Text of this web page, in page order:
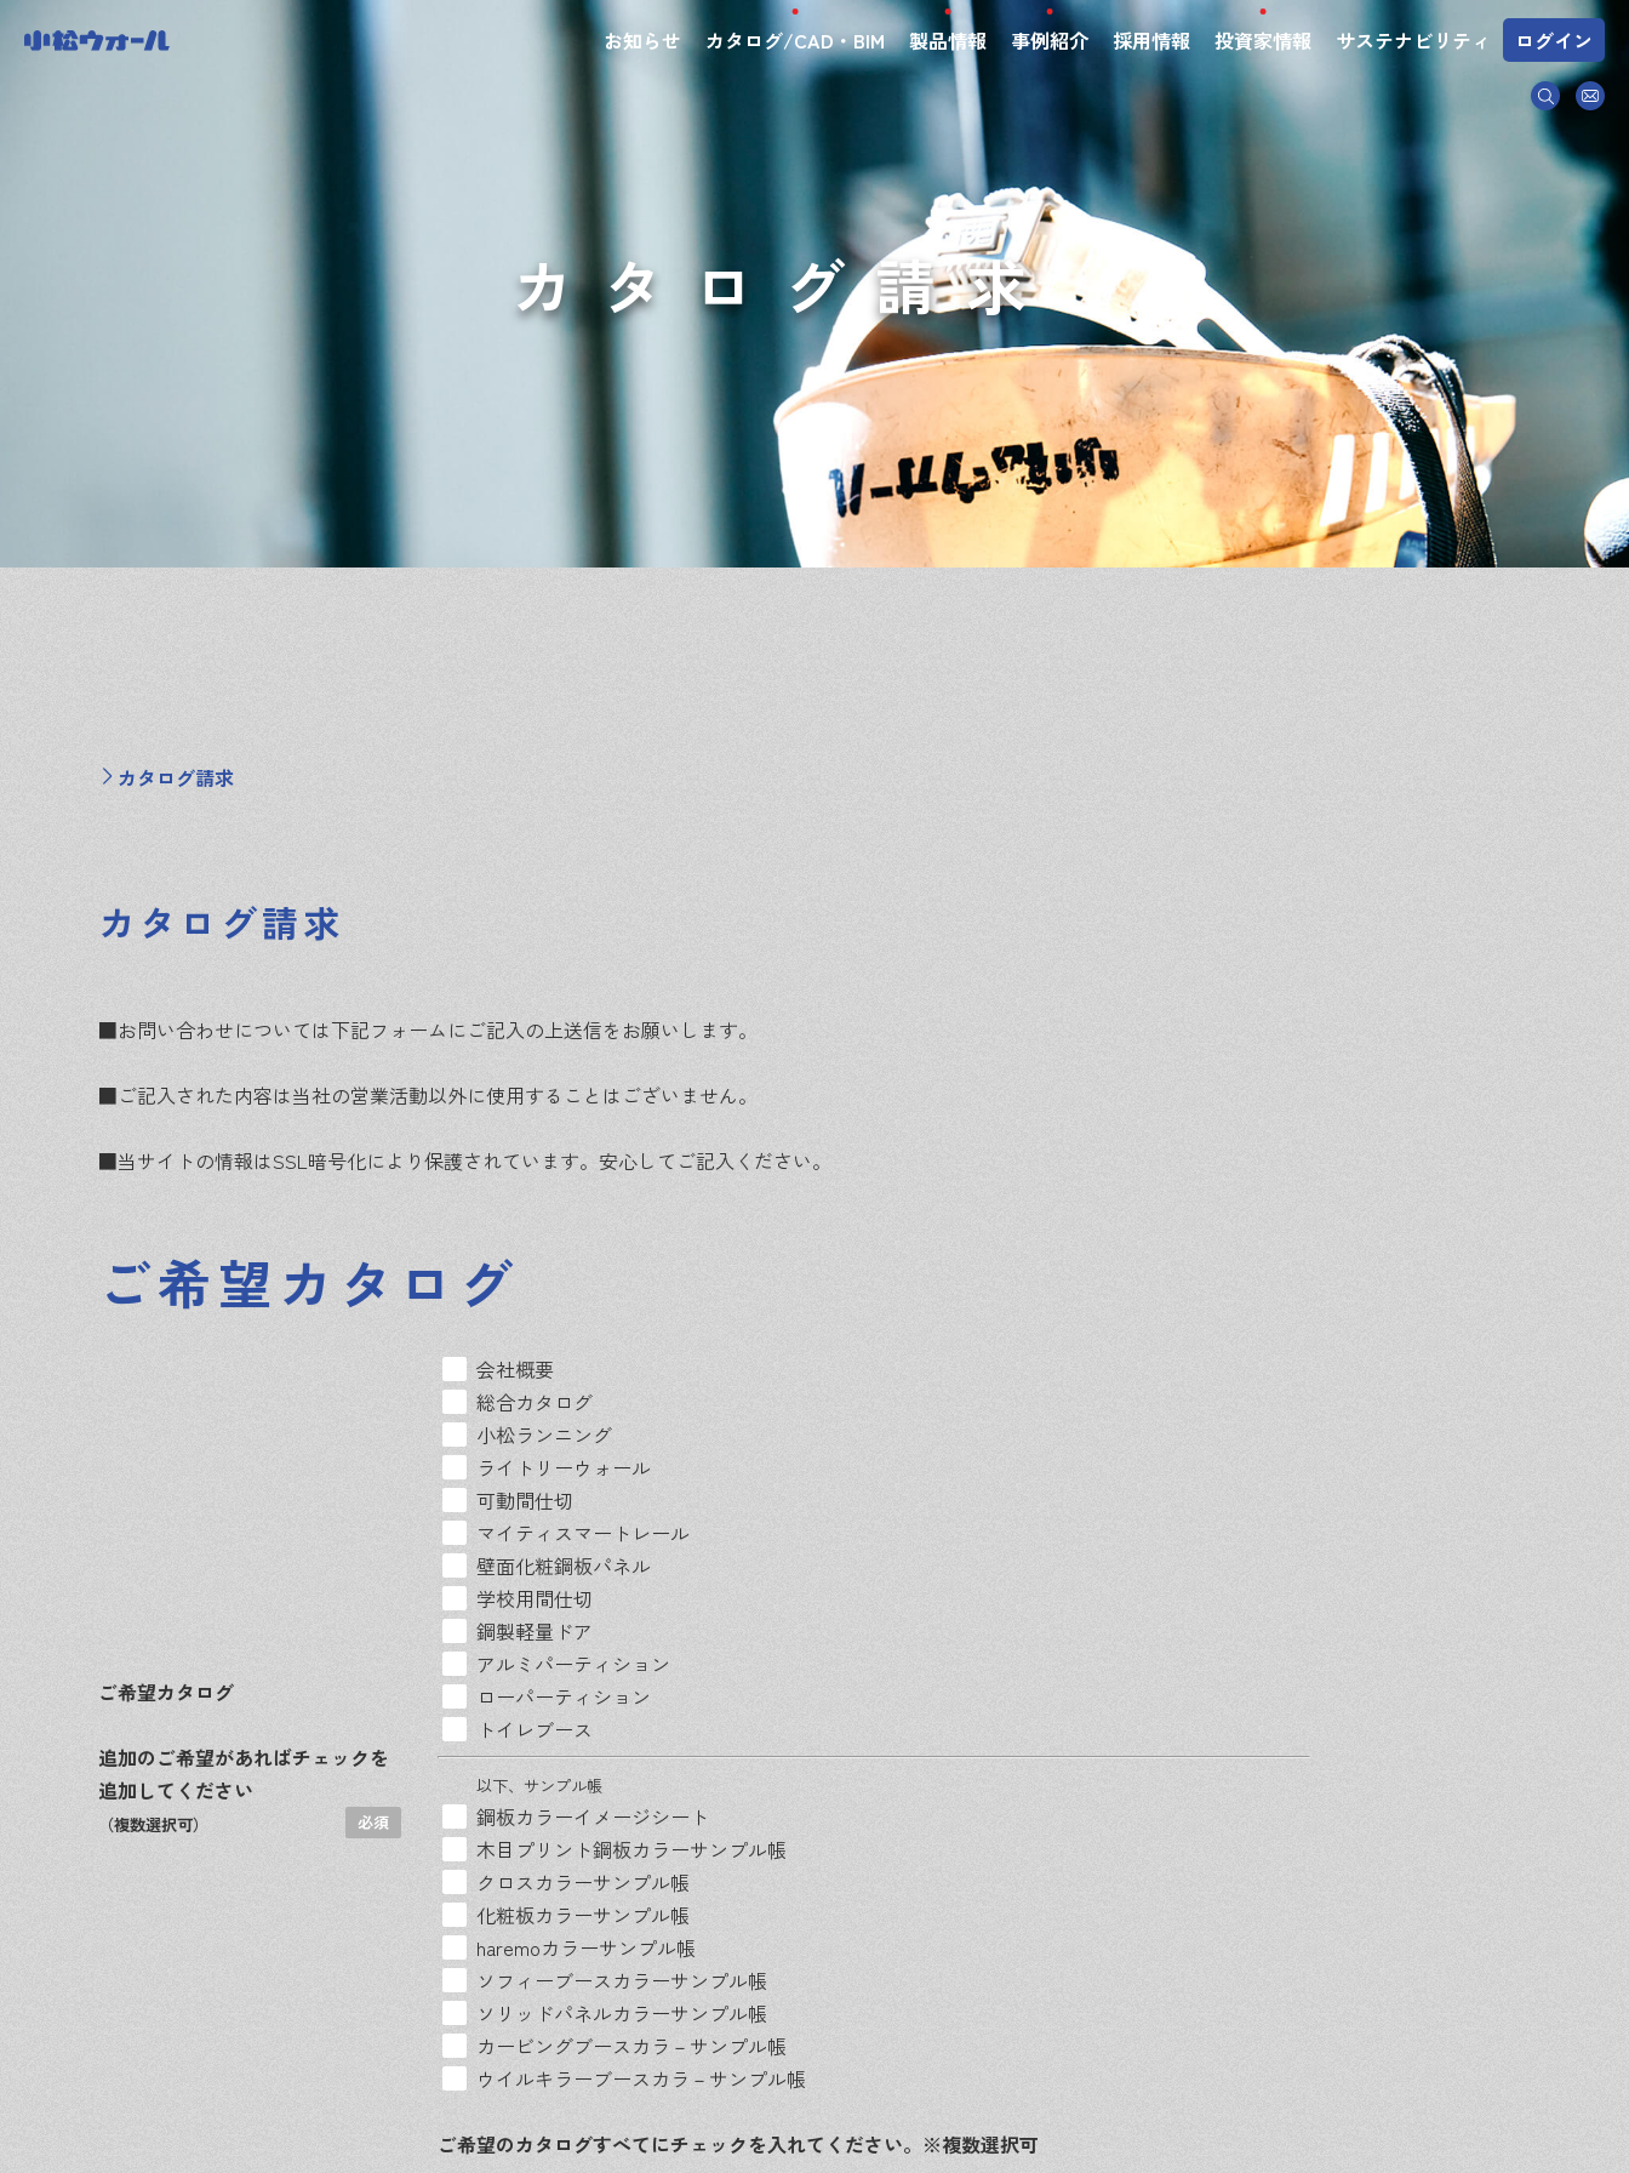
お知らせ カタログ/CAD・BIM 製品情報 事例紹介 採用情報 投資家情報 サステナビリティ ログイン
カタログ請求
カタログ請求
カタログ請求
■お問い合わせについては下記フォームにご記入の上送信をお願いします。
■ご記入された内容は当社の営業活動以外に使用することはございません。
■当サイトの情報はSSL暗号化により保護されています。安心してご記入ください。
ご希望カタログ
ご希望カタログ
追加のご希望があればチェックを
追加してください
（複数選択可）
会社概要
総合カタログ
小松ランニング
ライトリーウォール
可動間仕切
マイティスマートレール
壁面化粧鋼板パネル
学校用間仕切
鋼製軽量ドア
アルミパーティション
ローパーティション
トイレブース
以下、サンプル帳
鋼板カラーイメージシート
木目プリント鋼板カラーサンプル帳
クロスカラーサンプル帳
化粧板カラーサンプル帳
haremoカラーサンプル帳
ソフィーブースカラーサンプル帳
ソリッドパネルカラーサンプル帳
カービングブースカラ－サンプル帳
ウイルキラーブースカラ－サンプル帳
ご希望のカタログすべてにチェックを入れてください。※複数選択可